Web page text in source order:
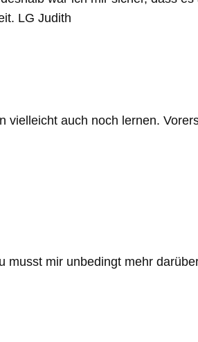
LG Judith
vielleicht auch noch lernen.
musst mir unbedingt mehr